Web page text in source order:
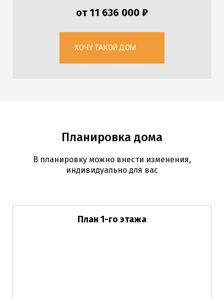
от 11 636 000 ₽
ХОЧУ ТАКОЙ ДОМ
Планировка дома
В планировку можно внести изменения,
индивидуально для вас
План 1-го этажа